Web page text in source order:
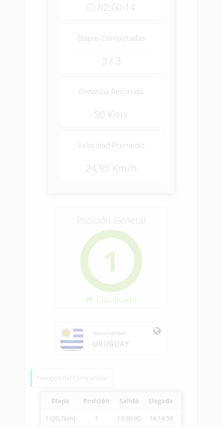
02:00:14
Etapas Completadas
3 / 3
Distancia Recorrida
50 Kms
Velocidad Promedio
24,95 Km/h
Posición General
1
Clasificado
Nacionalidad
URUGUAY
Tiempos del Competidor
Etapa Posición Salida Llegada
1 (20,7km)
1 13:30:00 14:14:58